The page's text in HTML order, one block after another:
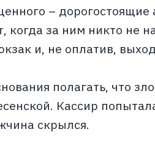
–
когда за ним никто не
и, не оплатив,
полагать, что
Кассир
скрылся.